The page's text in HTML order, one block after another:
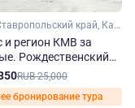
Кавказ, Ставропольский край, Кавказские Минеральные Воды, Кабардино-Балкария, Эльбрус
и регион КМВ за
Рождественский
RUB 25,000
бронирование тура